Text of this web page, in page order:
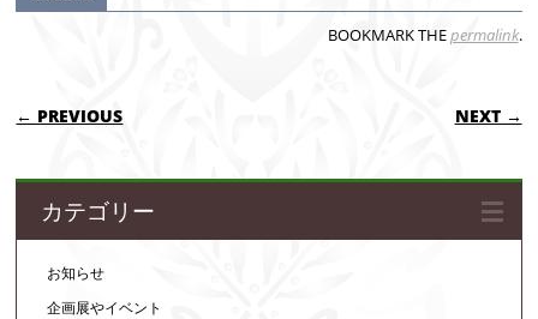
BOOKMARK THEpermalink.
POST NAVIGATION
← PREVIOUS NEXT →
カテゴリー
お知らせ
企画展やイベント